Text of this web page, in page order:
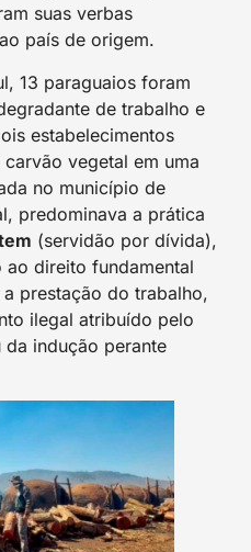
suas verbas
país de origem.
13 paraguaios foram
de trabalho e
estabelecimentos
vegetal em uma
no município de
predominava a prática
(servidão por dívida),
ao direito fundamental
prestação do trabalho,
ilegal atribuído pelo
indução perante